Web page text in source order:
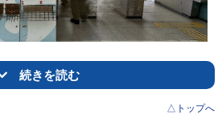
ください。
続きを読む
△トップへ